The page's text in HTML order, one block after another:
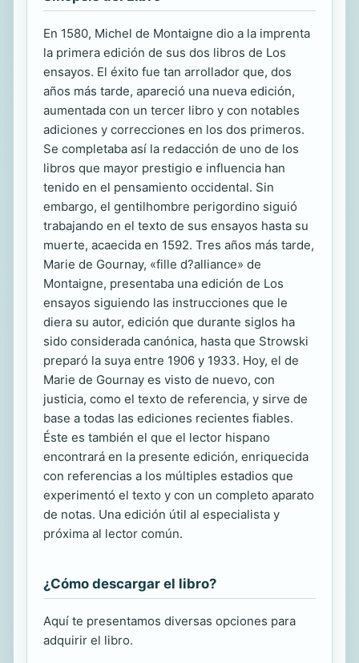
En 1580, Michel de Montaigne dio a la imprenta
la primera edición de sus dos libros de Los
ensayos. El éxito fue tan arrollador que, dos
años más tarde, apareció una nueva edición,
aumentada con un tercer libro y con notables
adiciones y correcciones en los dos primeros.
Se completaba así la redacción de uno de los
libros que mayor prestigio e influencia han
tenido en el pensamiento occidental. Sin
embargo, el gentilhombre perigordino siguió
trabajando en el texto de sus ensayos hasta su
muerte, acaecida en 1592. Tres años más tarde,
Marie de Gournay, «fille d?alliance» de
Montaigne, presentaba una edición de Los
ensayos siguiendo las instrucciones que le
diera su autor, edición que durante siglos ha
sido considerada canónica, hasta que Strowski
preparó la suya entre 1906 y 1933. Hoy, el de
Marie de Gournay es visto de nuevo, con
justicia, como el texto de referencia, y sirve de
base a todas las ediciones recientes fiables.
Éste es también el que el lector hispano
encontrará en la presente edición, enriquecida
con referencias a los múltiples estadios que
experimentó el texto y con un completo aparato
de notas. Una edición útil al especialista y
próxima al lector común.
¿Cómo descargar el libro?
Aquí te presentamos diversas opciones para
adquirir el libro.